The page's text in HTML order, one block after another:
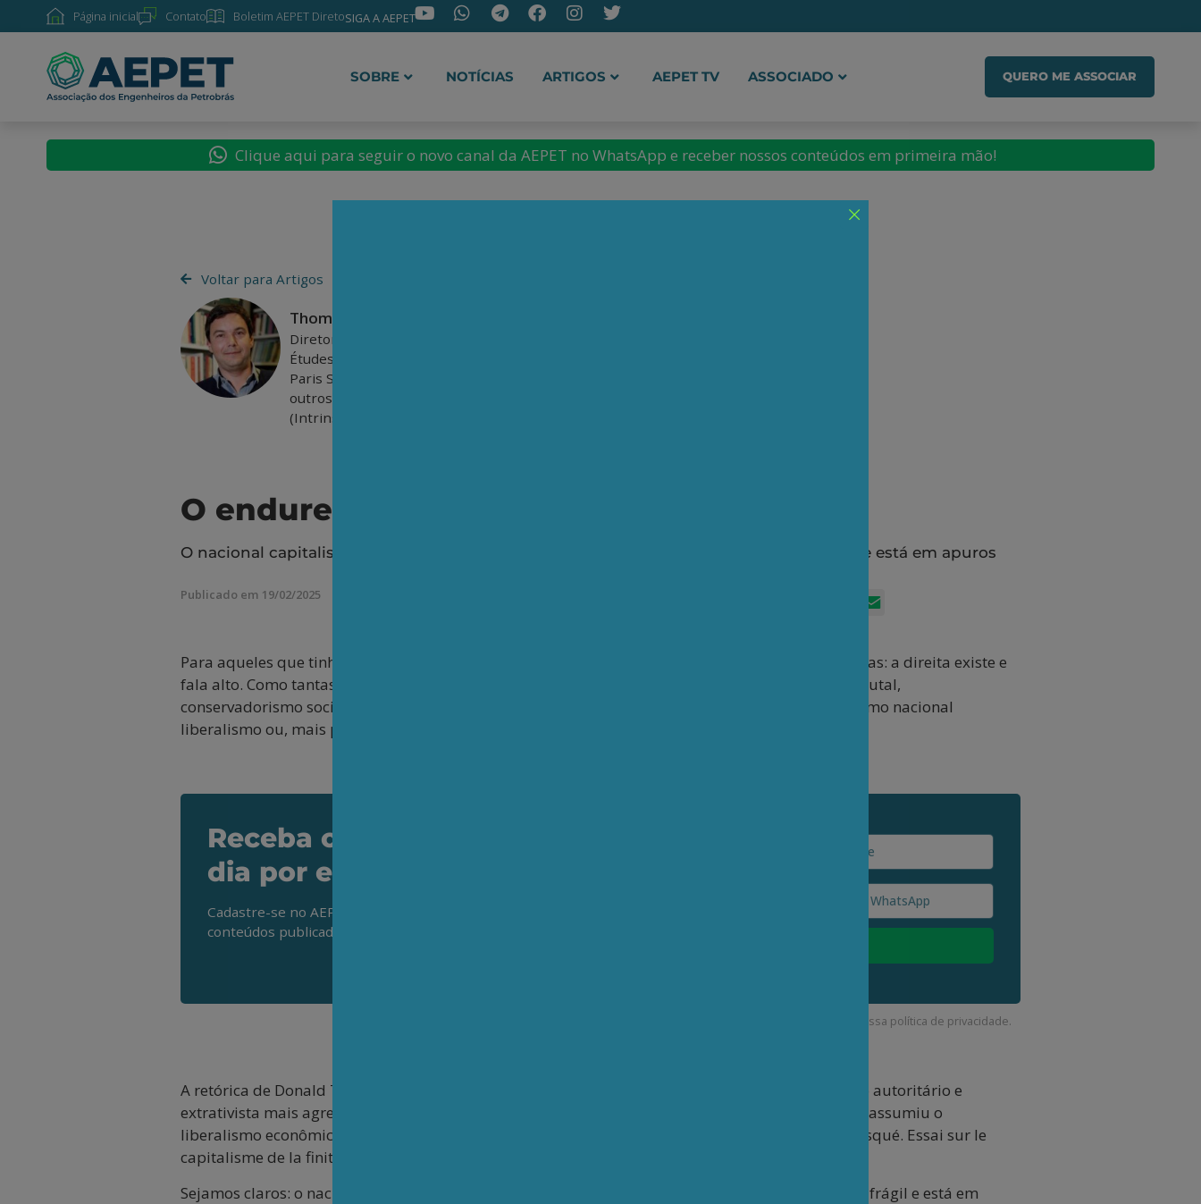
Página inicial Contato Boletim AEPET DiretoSIGA A AEPET
SOBRE NOTÍCIAS ARTIGOS AEPET TV ASSOCIADO QUERO ME ASSOCIAR
Clique aqui para seguir o novo canal da AEPET no WhatsApp e receber nossos conteúdos em primeira mão!
Voltar para Artigos
Thomas Piketty
Diretor de pesquisas na École des Hautes
Études en Sciences Sociales e professor na
Paris School of Economics. Autor, entre
outros livros, de O capital no século XXI
(Intrinseca).
O endurecimento nacionalista
O nacional capitalismo trumpista gosta de ostentar sua força, mas, na verdade, é frágil e está em apuros
Publicado em 19/02/2025 FacebookLinkedIn
Para aqueles que tinham dúvidas, Donald Trump ao menos tem o mérito de deixar as coisas claras: a direita existe e
fala alto. Como tantas vezes no passado, ela assume a forma de uma mistura de nacionalismo brutal,
conservadorismo social e liberalismo econômico desenfreado. O trumpismo pode ser descrito como nacional
liberalismo ou, mais precisamente, nacional capitalismo.
Receba os destaques do
dia por e-mail
Cadastre-se no AEPET Direto para receber os principais
conteúdos publicados em nosso site.
Ao clicar em “Cadastrar” você aceita receber nossos e-mails e concorda com a nossa política de privacidade.
A retórica de Donald Trump sobre a Groenlândia e o Panamá mostram seu apego ao capitalismo autoritário e
extrativista mais agressivo, que é basicamente a forma real e concreta que mais frequentemente assumiu o
liberalismo econômico na história, como Arnaud Orain acaba de nos lembrar em Le monde confisqué. Essai sur le
capitalisme de la finitude, XVIe-XXIe siècle.
Sejamos claros: o nacional capitalismo trumpista gosta de ostentar sua força, mas, na verdade, é frágil e está em